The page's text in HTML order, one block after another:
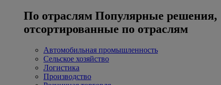
По отраслям Популярные решения,
отсортированные по отраслям
Автомобильная промышленность
Сельское хозяйство
Логистика
Производство